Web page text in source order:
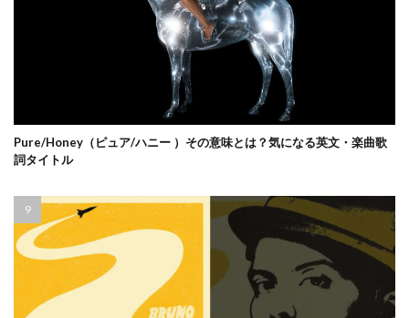
Pure/Honey（ピュア/ハニー ）その意味とは？気になる英文・楽曲歌
詞タイトル